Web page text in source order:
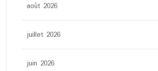
août 2026
juillet 2026
juin 2026